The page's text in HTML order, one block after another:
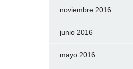
noviembre 2016
junio 2016
mayo 2016